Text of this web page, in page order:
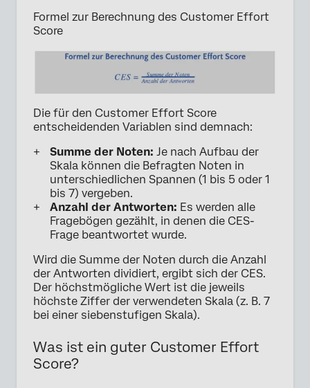
Formel zur Berechnung des Customer Effort
Score
Die für den Customer Effort Score
entscheidenden Variablen sind demnach:
Summe der Noten: Je nach Aufbau der
Skala können die Befragten Noten in
unterschiedlichen Spannen (1 bis 5 oder 1
bis 7) vergeben.
Anzahl der Antworten: Es werden alle
Fragebögen gezählt, in denen die CES-
Frage beantwortet wurde.
Wird die Summe der Noten durch die Anzahl
der Antworten dividiert, ergibt sich der CES.
Der höchstmögliche Wert ist die jeweils
höchste Ziffer der verwendeten Skala (z. B. 7
bei einer siebenstufigen Skala).
Was ist ein guter Customer Effort
Score?